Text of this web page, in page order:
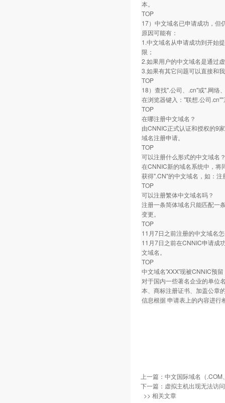
本。
TOP
17）中文域名已申请成功，但
原因可能有：
1.中文域名从申请成功到开始
限；
2.如果用户的中文域名是通过
3.如果有其它问题可以直接和
TOP
18）查找".公司、.cn"或".网络
在浏览器键入："联想.公司
TOP
在哪注册中文域名？
由CNNIC正式认证和授权的9
域名注册申请。
TOP
可以注册什么形式的中文域名
在CNNIC新的域名系统中，将
获得".CN"的中文域名，如：
TOP
可以注册繁体中文域名吗？
注册一条简体域名只能匹配一
变更。
TOP
11月7日之前注册的中文域名
11月7日之前在CNNIC申请成
文域名。
TOP
中文域名'XXX'现被CNNIC预
对于国内一些著名企业的单位
本、商标注册证书、加盖公章
信息根据 申请表上的内容进行
上一篇： 中文国际域名（.COM
下一篇： 虚拟主机出现无法访
>> 相关文章